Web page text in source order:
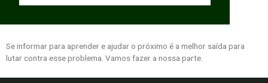
em média 38 pessoas cometem suicídio por dia.
Se informar para aprender e ajudar o próximo é a melhor saída para
lutar contra esse problema. Vamos fazer a nossa parte.